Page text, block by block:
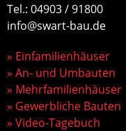
Tel.: 04903 / 91800
info@swart-bau.de
» Einfamilienhäuser
» An- und Umbauten
» Mehrfamilienhäuser
» Gewerbliche Bauten
» Video-Tagebuch